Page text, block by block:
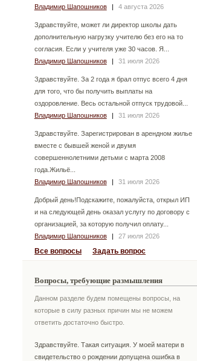
Владимир Шапошников
| 4 августа 2026
Здравствуйте, может ли директор школы дать
дополнительную нагрузку учителю без его на то
согласия. Если у учителя уже 30 часов. Я...
Владимир Шапошников
| 31 июля 2026
Здравствуйте. За 2 года я брал отпус всего 4 дня
для того, что бы получить выплаты на
оздоровление. Весь остальной отпуск трудовой...
Владимир Шапошников
| 31 июля 2026
Здравствуйте. Зарегистрирован в арендном жилье
вместе с бывшей женой и двумя
совершеннолетними детьми с марта 2008
года.Жильё...
Владимир Шапошников
| 31 июля 2026
Добрый день!Подскажите, пожалуйста, открыл ИП
и на следующей день оказал услугу по договору с
организацией, за которую получил оплату...
Владимир Шапошников
| 27 июля 2026
Все вопросы Задать вопрос
Вопросы, требующие размышления
Данном разделе будем помещены вопросы, на
которые в силу разных причин мы не можем
ответить достаточно быстро.
Здравствуйте. Такая ситуация. У моей матери в
свидетельство о рождении допущена ошибка в